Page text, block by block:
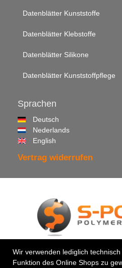
Datenblätter Kunststoffe
Datenblätter Klebstoffe
Datenblätter Silikone
Datenblätter Kunststoffpflege
Sprachen
Deutsch
Nederlands
English
Vertrag widerrufen
© 2026 •S-
Ihr Profi für
Wir verwenden lediglich
Funktion des Online Shops zu